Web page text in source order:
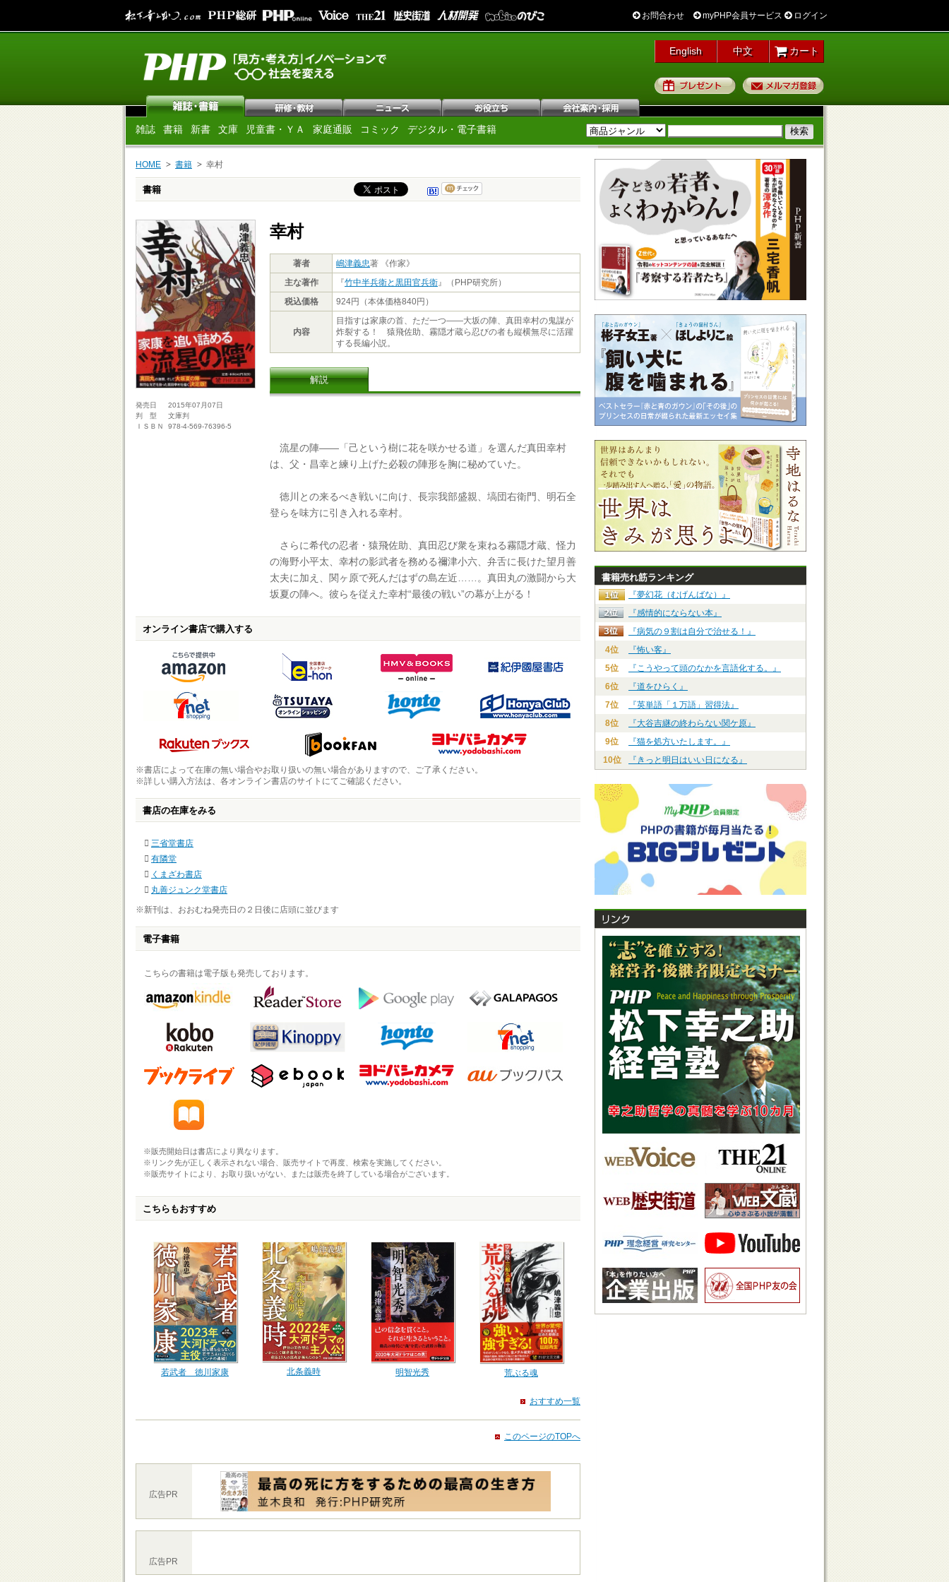
お問合わせ myPHP会員サービス ログイン
English 中文 カート
プレゼント
雑誌 書籍 新書 文庫 児童書・ＹＡ 家庭通販 コミック デジタル・電子書籍
HOME 書籍 幸村
書籍
発売日
2015年07月07日
判 型
文庫判
ＩＳＢＮ
978-4-569-76396-5
幸村
著者 嶋津義忠著 《作家》
主な著作
『竹中半兵衛と黒田官兵衛』（PHP研究所）
税込価格
924円（本体価格840円）
内容
目指すは家康の首、ただ一つ――大坂の陣、真田幸村の鬼謀が
炸裂する！ 猿飛佐助、霧隠才蔵ら忍びの者も縦横無尽に活躍
する長編小説。
解説
流星の陣――「己という樹に花を咲かせる道」を選んだ真田幸村
は、父・昌幸と練り上げた必殺の陣形を胸に秘めていた。
徳川との来るべき戦いに向け、長宗我部盛親、塙団右衛門、明石全
登らを味方に引き入れる幸村。
さらに希代の忍者・猿飛佐助、真田忍び衆を束ねる霧隠才蔵、怪力
の海野小平太、幸村の影武者を務める禰津小六、弁舌に長けた望月善
太夫に加え、関ヶ原で死んだはずの島左近……。真田丸の激闘から大
坂夏の陣へ。彼らを従えた幸村“最後の戦い”の幕が上がる！
オンライン書店で購入する
※書店によって在庫の無い場合やお取り扱いの無い場合がありますので、ご了承ください。
※詳しい購入方法は、各オンライン書店のサイトにてご確認ください。
書店の在庫をみる
三省堂書店
有隣堂
くまざわ書店
丸善ジュンク堂書店
※新刊は、おおむね発売日の２日後に店頭に並びます
電子書籍
こちらの書籍は電子版も発売しております。
※販売開始日は書店により異なります。
※リンク先が正しく表示されない場合、販売サイトで再度、検索を実施してください。
※販売サイトにより、お取り扱いがない、または販売を終了している場合がございます。
こちらもおすすめ
若武者 徳川家康 北条義時 明智光秀 荒ぶる魂
おすすめ一覧
このページのTOPへ
広告PR
広告PR
書籍売れ筋ランキング
『夢幻花（むげんばな）』
『感情的にならない本』
『病気の９割は自分で治せる！』
4位
『怖い客』
5位
『こうやって頭のなかを言語化する。』
6位
『道をひらく』
7位
『英単語「１万語」習得法』
8位
『大谷吉継の終わらない関ケ原』
9位
『猫を処方いたします。』
10位
『きっと明日はいい日になる』